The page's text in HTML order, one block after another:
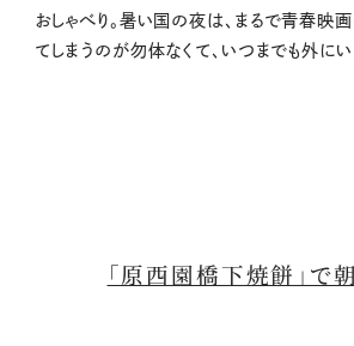
おしゃべり。暑い国の夜は、まるで青春映
てしまうのが勿体なくて、いつまでも外にい
「原西園橋下焼餅」で